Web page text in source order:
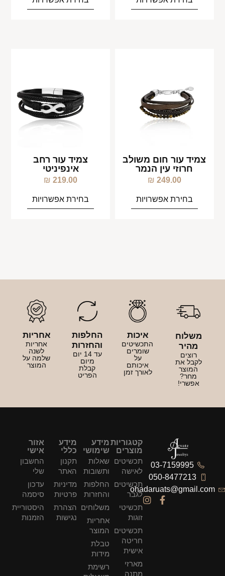
צמיד עור חום משולב
חרוזי עין הנמר
249.00
₪
בחירת אפשרויות
צמיד עור רחב
אינפיניטי
219.00
₪
בחירת אפשרויות
משלוח
מהיר
רוצים
לקבל את
המוצר
מחר?
אפשרי!
איכות
התכשיטים
שומרים
על
איכותם
לאורך זמן
החלפות
והחזרות
עד 14 יום
מיום
קבלת
הפריט
אחריות
אחריות
לשנה
שלמה על
המוצר
03-7159995
050-8477213
ohadaruats@gmail.com
קטגוריות
מוצרים
תכשיטים
לאישה
תכשיטים
לגבר
תכשיטי
זוגות
תכשיטים
חריטה
אישית
מארזי
מתנה
מידע
שימושי
שאלות
ותשובות
החלפות
והחזרות
משלוחים
אחריות
המוצר
טבלת
מידות
רשימת
מידע
כללי
תקנון
האתר
מדיניות
פרטיות
הצהרת
נגישות
אזור
אישי
החשבון
שלי
עדכון
סיסמה
היסטוריית
הזמנות